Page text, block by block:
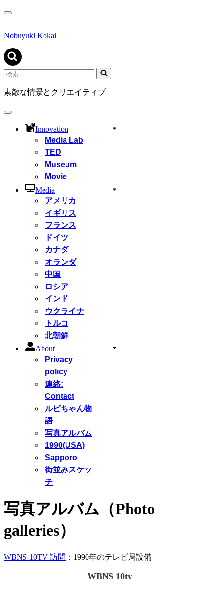
ナ
ゲ
シ
ョ
ン
メ
ニ
ュ
Nobuyuki Kokai
検
索...
素敵な情景とクリエイティブ
ナ
Innovation
Media Lab
TED
Museum
Movie
Media
アメリカ
イギリス
フランス
ドイツ
カナダ
オランダ
中国
ロシア
インド
ウクライナ
トルコ
北朝鮮
About
Privacy
policy
連絡:
Contact
ルピちゃん物
語
写真アルバム
1990(USA)
Sapporo
街並みスケッ
チ
写真アルバム（Photo
galleries）
WBNS-10TV 訪問 ：1990年のテレビ局設備
WBNS 10tv